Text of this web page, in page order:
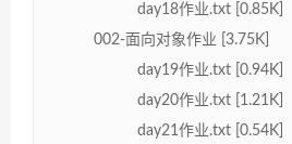
day18作业.txt [0.85K]
002-面向对象作业 [3.75K]
day19作业.txt [0.94K]
day20作业.txt [1.21K]
day21作业.txt [0.54K]